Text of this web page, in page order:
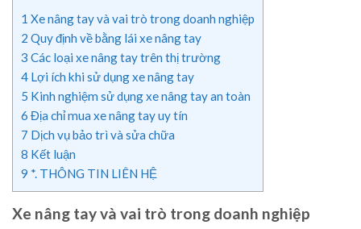
1 Xe nâng tay và vai trò trong doanh nghiệp
2 Quy định về bằng lái xe nâng tay
3 Các loại xe nâng tay trên thị trường
4 Lợi ích khi sử dụng xe nâng tay
5 Kinh nghiệm sử dụng xe nâng tay an toàn
6 Địa chỉ mua xe nâng tay uy tín
7 Dịch vụ bảo trì và sửa chữa
8 Kết luận
9 *. THÔNG TIN LIÊN HỆ
Xe nâng tay và vai trò trong doanh nghiệp